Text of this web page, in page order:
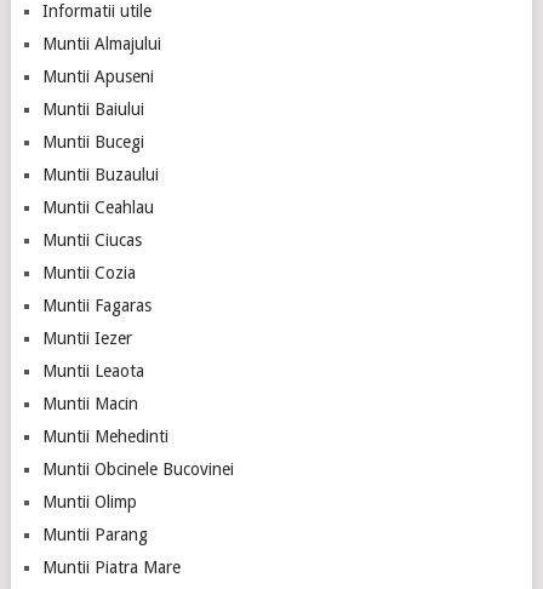
Informatii utile
Muntii Almajului
Muntii Apuseni
Muntii Baiului
Muntii Bucegi
Muntii Buzaului
Muntii Ceahlau
Muntii Ciucas
Muntii Cozia
Muntii Fagaras
Muntii Iezer
Muntii Leaota
Muntii Macin
Muntii Mehedinti
Muntii Obcinele Bucovinei
Muntii Olimp
Muntii Parang
Muntii Piatra Mare